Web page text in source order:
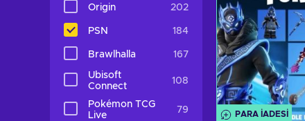
Origin 202
PSN 184
Brawlhalla 167
Ubisoft
Connect
108
Pokémon TCG
Live
79 PARA IADESI